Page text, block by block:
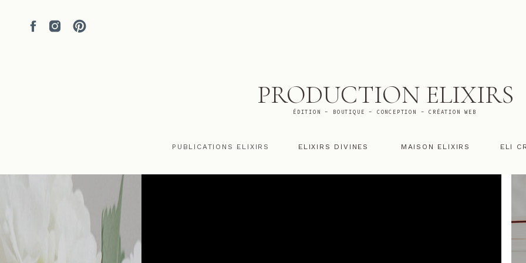
ÉDITION - BOUTIQUE - CONCEPTION - CRÉATION WEB
PRODUCTION ELIXIRS
PUBLICATIONS ELIXIRS ELI
ELIXIRS DIVINES MAISON ELIXIRS